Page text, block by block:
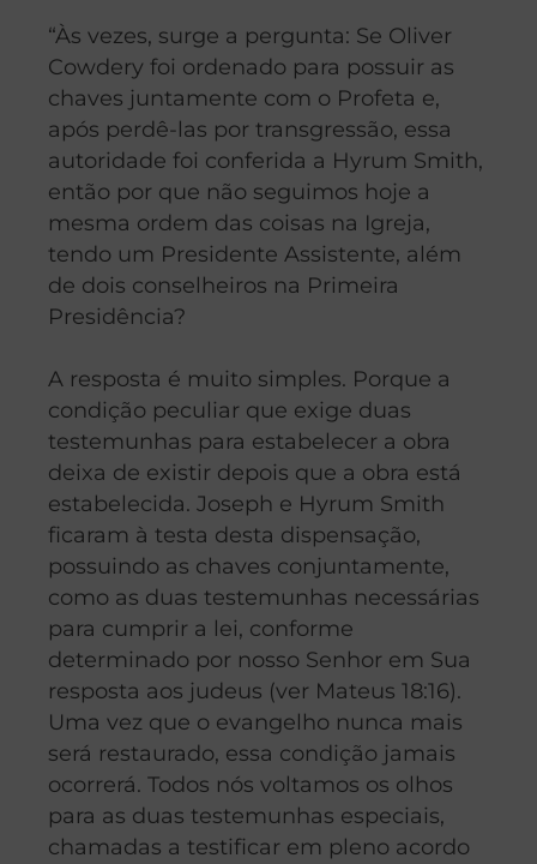
“Às vezes, surge a pergunta: Se Oliver
Cowdery foi ordenado para possuir as
chaves juntamente com o Profeta e,
após perdê-las por transgressão, essa
autoridade foi conferida a Hyrum Smith,
então por que não seguimos hoje a
mesma ordem das coisas na Igreja,
tendo um Presidente Assistente, além
de dois conselheiros na Primeira
Presidência?
A resposta é muito simples. Porque a
condição peculiar que exige duas
testemunhas para estabelecer a obra
deixa de existir depois que a obra está
estabelecida. Joseph e Hyrum Smith
ficaram à testa desta dispensação,
possuindo as chaves conjuntamente,
como as duas testemunhas necessárias
para cumprir a lei, conforme
determinado por nosso Senhor em Sua
resposta aos judeus (ver Mateus 18:16).
Uma vez que o evangelho nunca mais
será restaurado, essa condição jamais
ocorrerá. Todos nós voltamos os olhos
para as duas testemunhas especiais,
chamadas a testificar em pleno acordo